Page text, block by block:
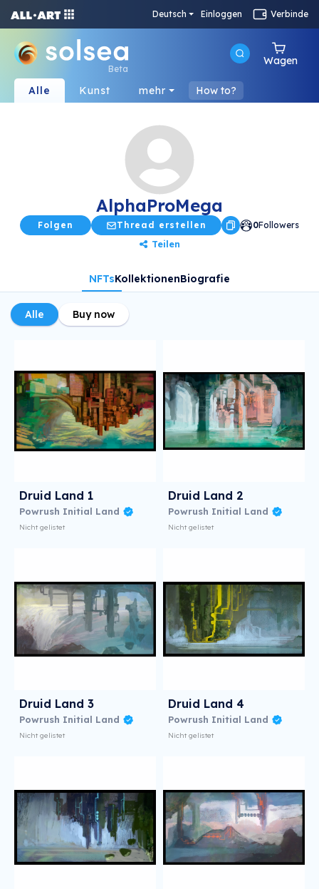
Deutsch Einloggen Verbinde
Beta
Wagen
Alle Kunst mehr How to?
AlphaProMega
Folgen Thread erstellen 0Followers
Teilen
NFTsKollektionenBiografie
Alle Buy now
Druid Land 1
Powrush Initial Land
Nicht gelistet
Druid Land 2
Powrush Initial Land
Nicht gelistet
Druid Land 3
Powrush Initial Land
Nicht gelistet
Druid Land 4
Powrush Initial Land
Nicht gelistet